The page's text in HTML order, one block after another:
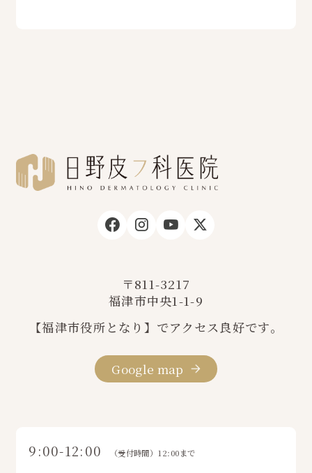
〒811-3217
福津市中央1-1-9
【福津市役所となり】でアクセス良好です。
Google map
9:00-12:00 （受付時間）12:00まで